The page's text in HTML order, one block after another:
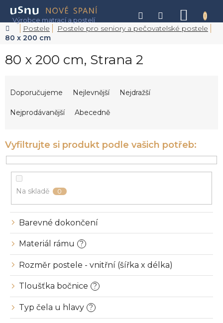
obsah
KOŠÍK
Domů
Postele
Postele pro seniory a pečovatelské postele
80 x 200 cm
80 x 200 cm, Strana 2
p
r
o
Doporučujeme Nejlevnější Nejdražší
Nejprodávanější Abecedně
Na skladě 0
Barevné dokončení
Materiál rámu ?
Rozměr postele - vnitřní (šířka x délka)
Tloušťka bočnice ?
Typ čela u hlavy ?